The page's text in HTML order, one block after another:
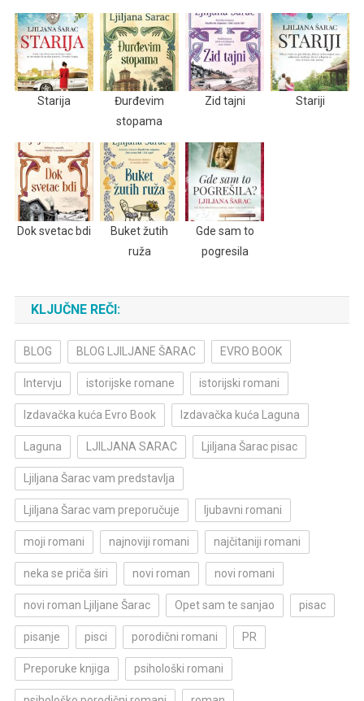
Starija
Đurđevim
stopama
Zid tajni Stariji
Dok svetac bdi
Buket žutih
ruža
Gde sam to
pogresila
KLJUČNE REČI:
BLOG BLOG LJILJANE ŠARAC EVRO BOOK
Intervju istorijske romane istorijski romani
Izdavačka kuća Evro Book Izdavačka kuća Laguna
Laguna LJILJANA SARAC Ljiljana Šarac pisac
Ljiljana Šarac vam predstavlja
Ljiljana Šarac vam preporučuje ljubavni romani
moji romani najnoviji romani najčitaniji romani
neka se priča širi novi roman novi romani
novi roman Ljiljane Šarac Opet sam te sanjao pisac
pisanje pisci porodični romani PR
Preporuke knjiga psihološki romani